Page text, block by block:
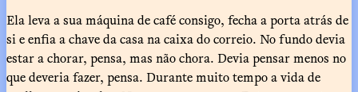
Ela leva a sua máquina de café consigo, fecha a porta atrás de
si e enfia a chave da casa na caixa do correio. No fundo devia
estar a chorar, pensa, mas não chora. Devia pensar menos no
que deveria fazer, pensa. Durante muito tempo a vida de